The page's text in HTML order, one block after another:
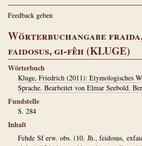
Feedback geben
Wörterbuchangabe
faidosus, gi-fêh (KLUGE)
Wörterbuch
Kluge, Friedrich (2011): Etymologisches
Sprache. Bearbeitet von Elmar Seebold.
Fundstelle
S. 284
Inhalt
Fehde Sf erw. obs. (10. Jh., feidosus,